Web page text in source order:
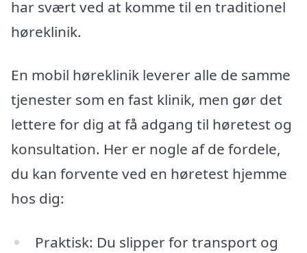
har svært ved at komme til en traditionel
høreklinik.
En mobil høreklinik leverer alle de samme
tjenester som en fast klinik, men gør det
lettere for dig at få adgang til høretest og
konsultation. Her er nogle af de fordele,
du kan forvente ved en høretest hjemme
hos dig:
Praktisk: Du slipper for transport og